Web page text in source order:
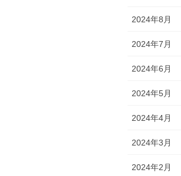
2024年8月
2024年7月
2024年6月
2024年5月
2024年4月
2024年3月
2024年2月